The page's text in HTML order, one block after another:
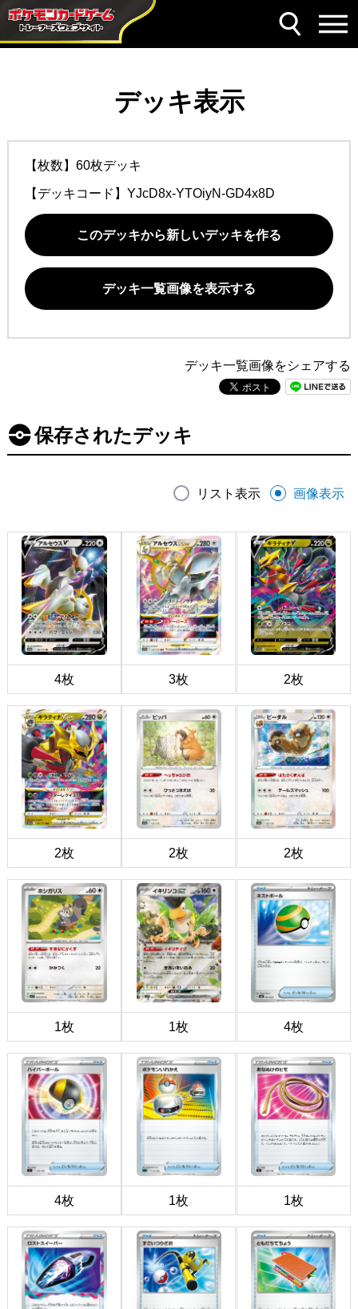
デッキ表示
【枚数】60枚デッキ
【デッキコード】 YJcD8x-YTOiyN-GD4x8D
このデッキから新しいデッキを作る
デッキ一覧画像を表示する
デッキ一覧画像をシェアする
保存されたデッキ
リスト表示 画像表示
4枚 3枚 2枚
2枚 2枚 2枚
1枚 1枚 4枚
4枚 1枚 1枚